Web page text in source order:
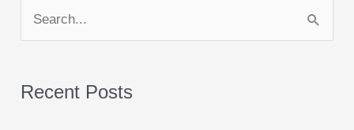
e
r
Recent Posts